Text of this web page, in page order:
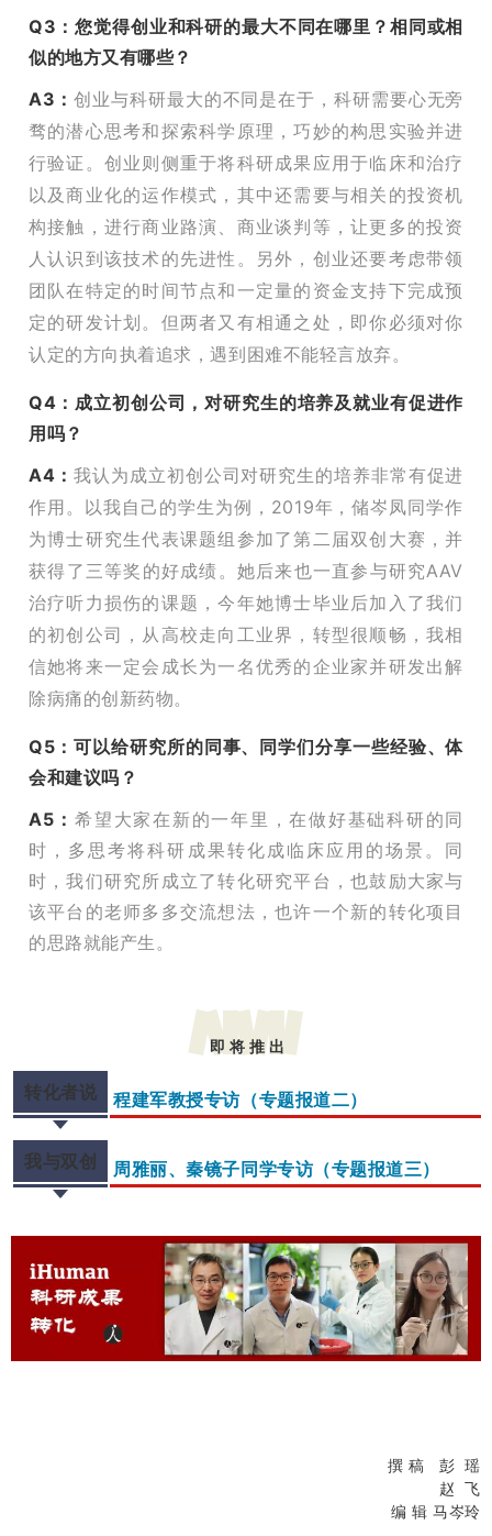
Q3：您觉得创业和科研的最大不同在哪里？相同或相
似的地方又有哪些？
A3：创业与科研最大的不同是在于，科研需要心无旁
骛的潜心思考和探索科学原理，巧妙的构思实验并进
行验证。创业则侧重于将科研成果应用于临床和治疗
以及商业化的运作模式，其中还需要与相关的投资机
构接触，进行商业路演、商业谈判等，让更多的投资
人认识到该技术的先进性。另外，创业还要考虑带领
团队在特定的时间节点和一定量的资金支持下完成预
定的研发计划。但两者又有相通之处，即你必须对你
认定的方向执着追求，遇到困难不能轻言放弃。
Q4：成立初创公司，对研究生的培养及就业有促进作
用吗？
A4：我认为成立初创公司对研究生的培养非常有促进
作用。以我自己的学生为例，2019年，储岑凤同学作
为博士研究生代表课题组参加了第二届双创大赛，并
获得了三等奖的好成绩。她后来也一直参与研究AAV
治疗听力损伤的课题，今年她博士毕业后加入了我们
的初创公司，从高校走向工业界，转型很顺畅，我相
信她将来一定会成长为一名优秀的企业家并研发出解
除病痛的创新药物。
Q5：可以给研究所的同事、同学们分享一些经验、体
会和建议吗？
A5：希望大家在新的一年里，在做好基础科研的同
时，多思考将科研成果转化成临床应用的场景。同
时，我们研究所成立了转化研究平台，也鼓励大家与
该平台的老师多多交流想法，也许一个新的转化项目
的思路就能产生。
即 将 推 出
转化者说 程建军教授专访（专题报道二）
我与双创 周雅丽、秦镜子同学专访（专题报道三）
撰 稿 彭 瑶
赵 飞
编 辑 马岑玲